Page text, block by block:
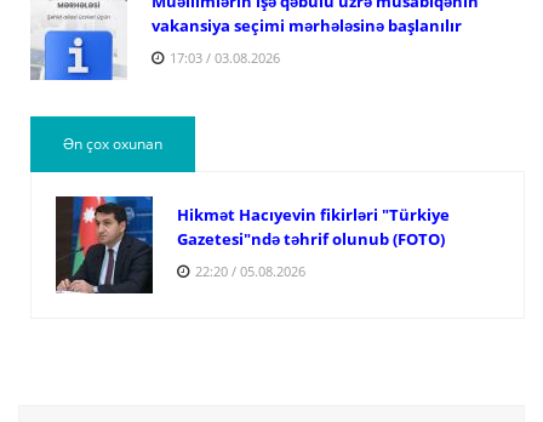
vakansiya seçimi mərhələsinə başlanılır
17:03 / 03.08.2026
Ən çox oxunan
Hikmət Hacıyevin fikirləri "Türkiye
Gazetesi"ndə təhrif olunub (FOTO)
22:20 / 05.08.2026